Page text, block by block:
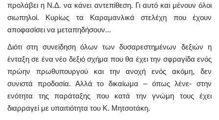
προλάβει η Ν.Δ. να κάνει αντεπίθεση. Γι αυτό και μένουν όλοι
σιωπηλοί. Κυρίως τα Καραμανλικά στελέχη που έχουν
αποφασίσει να μεταπηδήσουν...
Διότι στη συνείδηση όλων των δυσαρεστημένων δεξιών η
ένταξη σε ένα νέο δεξιό σχήμα που θα έχει την σφραγίδα ενός
πρώην πρωθυπουργού και την ανοχή ενός ακόμη, δεν
συνιστά προδοσία. Αλλά το δικαίωμα – όπως λένε- στην
ενότητα της παράταξης που κατά την γνώμη τους έχει
διαρραγεί με υπαιτιότητα του Κ. Μητσοτάκη.